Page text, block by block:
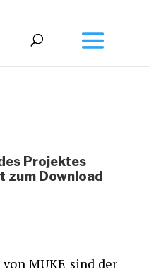
Projektes
zum Download
MUKE sind der